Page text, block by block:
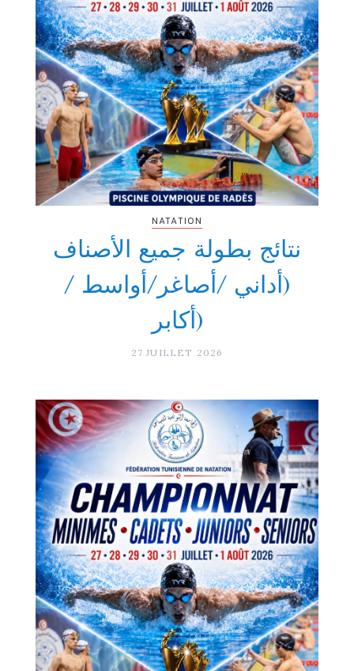
NATATION
نتائج بطولة جميع الأصناف
(أداني /أصاغر/أواسط /
أكابر)
27 JUILLET 2026